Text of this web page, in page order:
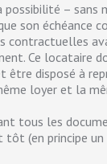
possibilité –
son
Ce locataire
disposé à
loyer et la
tous les
tôt (en principe